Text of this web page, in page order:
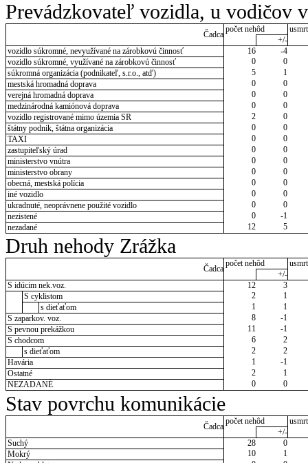
Prevádzkovateľ vozidla, u vodičov
Čadca
počet nehôd
+/-
vozidlo súkromné, nevyužívané na zárobkovú činnosť
16
-4
vozidlo súkromné, využívané na zárobkovú činnosť
0
0
súkromná organizácia (podnikateľ, s.r.o., atď)
5
1
mestská hromadná doprava
0
0
verejná hromadná doprava
0
0
medzinárodná kamiónová doprava
0
0
vozidlo registrované mimo územia SR
2
0
štátny podnik, štátna organizácia
0
0
TAXI
0
0
zastupiteľský úrad
0
0
ministerstvo vnútra
0
0
ministerstvo obrany
0
0
obecná, mestská polícia
0
0
iné vozidlo
0
0
ukradnuté, neoprávnene použité vozidlo
0
0
nezistené
0
-1
nezadané
12 5
Druh nehody Zrážka
Čadca
počet nehôd
+/-
S idúcim nek.voz.
12
3
S cyklistom
2
1
s dieťaťom
1
1
S zaparkov. voz.
8
-1
S pevnou prekážkou
11
-1
S chodcom
6
2
s dieťaťom
2
2
Havária
1
-1
Ostatné
2
1
NEZADANÉ
0 0
Stav povrchu komunikácie
Čadca
počet nehôd
+/-
Suchý
28
0
Mokrý
10
1